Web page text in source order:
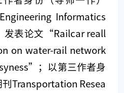
Informatics
发表论文“Railcar reall
on water-rail network
；以第三作者身
Transportation Resea